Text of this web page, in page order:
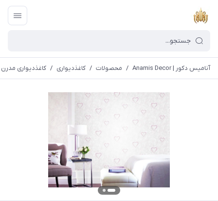
آنامیس دکور | Anamis Decor / محصولات / کاغذدیواری / کاغذدیواری مدرن